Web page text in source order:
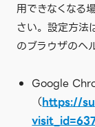
用できなくなる
さい。設定方法
のブラウザのヘ
Google
（https://